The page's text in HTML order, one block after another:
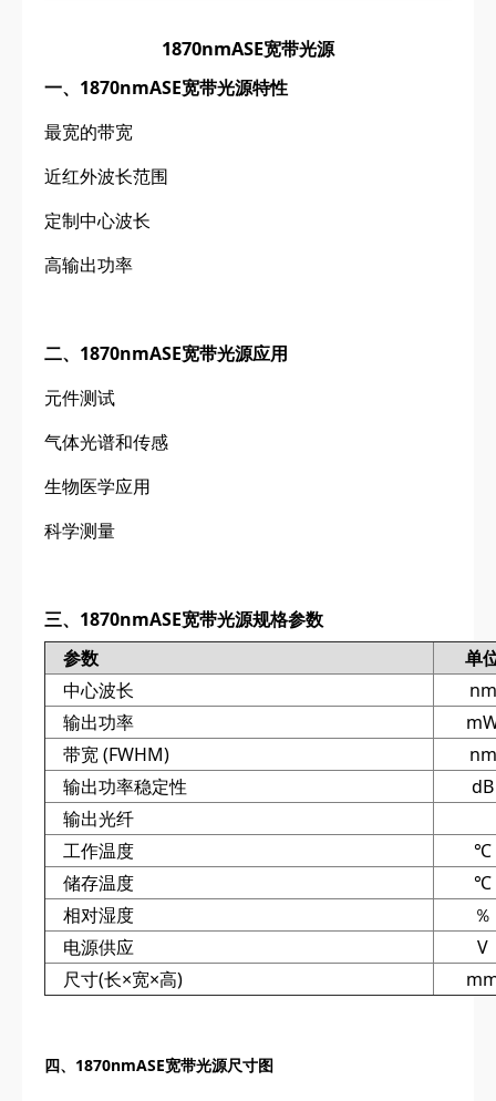
1870nmASE宽带光源
一、1870nmASE宽带光源特性
最宽的带宽
近红外波长范围
定制中心波长
高输出功率
二、1870nmASE宽带光源应用
元件测试
气体光谱和传感
生物医学应用
科学测量
三、1870nmASE宽带光源规格参数
参数
单
中心波长
nm
输出功率
带宽 (FWHM)
nm
输出功率稳定性
dB
输出光纤
工作温度
℃
储存温度
℃
相对湿度
％
电源供应
V
尺寸(长×宽×高)
四、 1870nmASE宽带光源尺寸图